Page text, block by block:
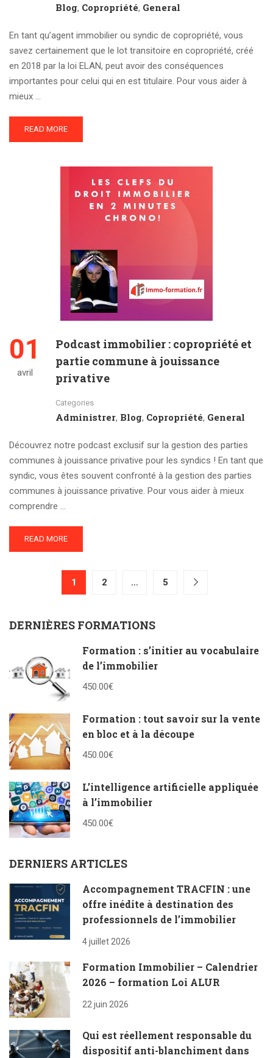
Blog, Copropriété, General
En tant qu’agent immobilier ou syndic de copropriété, vous
savez certainement que le lot transitoire en copropriété, créé
en 2018 par la loi ELAN, peut avoir des conséquences
importantes pour celui qui en est titulaire. Pour vous aider à
mieux …
READ MORE
01
avril
Podcast immobilier : copropriété et
partie commune à jouissance
privative
Categories
Administrer, Blog, Copropriété, General
Découvrez notre podcast exclusif sur la gestion des parties
communes à jouissance privative pour les syndics ! En tant que
syndic, vous êtes souvent confronté à la gestion des parties
communes à jouissance privative. Pour vous aider à mieux
comprendre …
READ MORE
1 2 … 5
DERNIÈRES FORMATIONS
Formation : s’initier au vocabulaire
de l’immobilier
450.00€
Formation : tout savoir sur la vente
en bloc et à la découpe
450.00€
L’intelligence artificielle appliquée
à l’immobilier
450.00€
DERNIERS ARTICLES
Accompagnement TRACFIN : une
offre inédite à destination des
professionnels de l’immobilier
4 juillet 2026
Formation Immobilier – Calendrier
2026 – formation Loi ALUR
22 juin 2026
Qui est réellement responsable du
dispositif anti-blanchiment dans